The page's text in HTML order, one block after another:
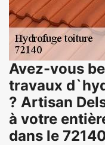
Avez-vous
travaux
? Artisan
à votre
dans le